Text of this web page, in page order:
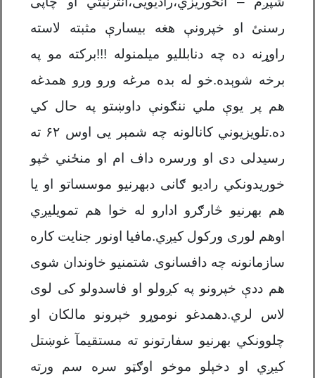
رسنئ او خپرونې هغه بیسارې مثبته لاسته
راوړنه ده چه دنابللیو میلمنوله !!!برکته مو په
برخه شوېده.خو له بده مرغه ورو ورو همدغه
هم پر یوې ملي ننګونې داوښتو په حال کي
ده.تلویزیوني کانالونه چه شمېر یی اوس ۶۲ ته
رسیدلی دی او ورسره داف ام او منځني څپو
خوریدونکي رادیو ګانی دبهرنیو موسساتو او یا
هم بهرنیو څارګرو ادارو له خوا هم تمویلیږي
اوهم لوری ورکول کيږي.مافیا اونور جنایت کاره
سازمانونه چه دافسانوی شتمنیو خاوندان شوی
هم ددې خپرونو په کږولو او فاسدولو کی لوی
لاس لري.دهمدغو نوموړو خپرونو مالکان او
چلوونکي بهرنیو سفارتونو ته مستقیمآ غوښتل
کیږي او دخپلو موخو اوګټو سره سم ورته